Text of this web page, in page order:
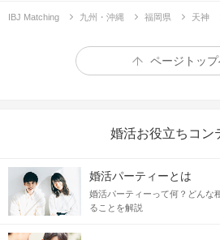
IBJ Matching 九州・沖縄 福岡県 天神
ページトッ
婚活お役立ちコン
婚活パーティーとは
婚活パーティーって何？どんな
ることを解説